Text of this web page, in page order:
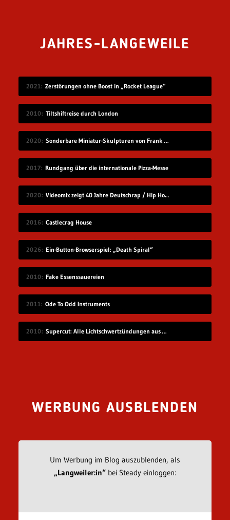
JAHRES-LANGEWEILE
2021 Zerstörungen ohne Boost in „Rocket League“
2010 Tiltshiftreise durch London
2020 Sonderbare Miniatur-Skulpturen von Frank Kunert
2017 Rundgang über die internationale Pizza-Messe
2020 Videomix zeigt 40 Jahre Deutschrap / Hip Hop in 7:30 Minuten
2016 Castlecrag House
2026 Ein-Button-Browserspiel: „Death Spiral“
2010 Fake Essenssauereien
2011 Ode To Odd Instruments
2010 Supercut: Alle Lichtschwertzündungen aus Star Wars
WERBUNG AUSBLENDEN
Um Werbung im Blog auszublenden, als
„Langweiler:in“bei Steady einloggen: